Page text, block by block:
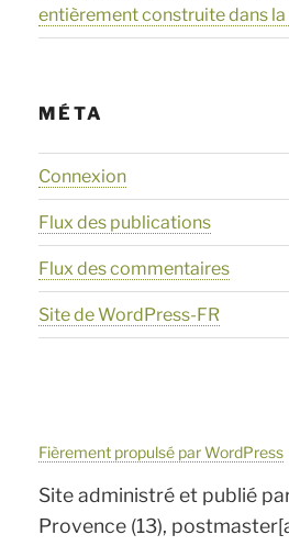
entièrement construite dans
MÉTA
Connexion
Flux des publications
Flux des commentaires
Site de WordPress-FR
Fièrement propulsé par WordPress
Site administré et publié
Provence (13),